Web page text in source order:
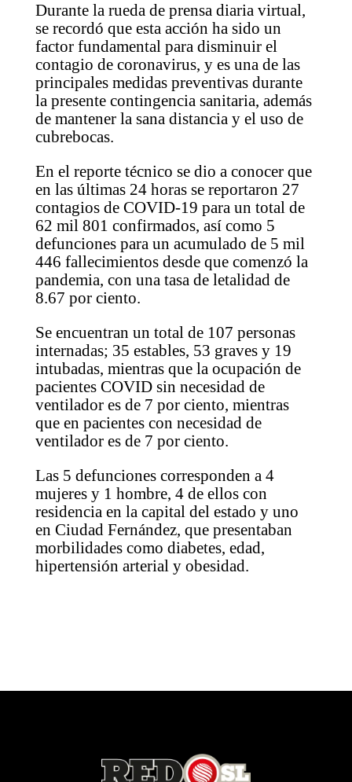
Durante la rueda de prensa diaria virtual,
se recordó que esta acción ha sido un
factor fundamental para disminuir el
contagio de coronavirus, y es una de las
principales medidas preventivas durante
la presente contingencia sanitaria, además
de mantener la sana distancia y el uso de
cubrebocas.
En el reporte técnico se dio a conocer que
en las últimas 24 horas se reportaron 27
contagios de COVID-19 para un total de
62 mil 801 confirmados, así como 5
defunciones para un acumulado de 5 mil
446 fallecimientos desde que comenzó la
pandemia, con una tasa de letalidad de
8.67 por ciento.
Se encuentran un total de 107 personas
internadas; 35 estables, 53 graves y 19
intubadas, mientras que la ocupación de
pacientes COVID sin necesidad de
ventilador es de 7 por ciento, mientras
que en pacientes con necesidad de
ventilador es de 7 por ciento.
Las 5 defunciones corresponden a 4
mujeres y 1 hombre, 4 de ellos con
residencia en la capital del estado y uno
en Ciudad Fernández, que presentaban
morbilidades como diabetes, edad,
hipertensión arterial y obesidad.